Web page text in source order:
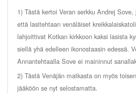
1) Tästä kertoi Veran serkku Andrej
että lasitehtaan venäläiset
lahjoittivat Kotkan kirkkoon kaksi lasista
siellä yhä edelleen ikonostaasin edessä.
Annantehtaalla Sove ei maininnut
2) Tästä Venäjän matkasta on myös
jääköön se nyt selostamatta.